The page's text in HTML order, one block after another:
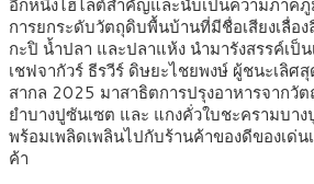
อีกหนึ่งไฮไลต์สำคัญและนับเป็นความภาคภู
การยกระดับวัตถุดิบพื้นบ้านที่มีชื่อเสียงเลื่อง
กะปิ น้ำปลา และปลาแห้ง นำมารังสรรค์เป็
เชฟจากัวร์ ธีรวีร์ ดิษยะไชยพงษ์ ผู้ชนะเลิศ
สากล 2025 มาสาธิตการปรุงอาหารจากวั
ยำบางปูซันเซต และ แกงคั่วใบชะครามบา
พร้อมเพลิดเพลินไปกับร้านค้าของดีของเด่น
ค้า